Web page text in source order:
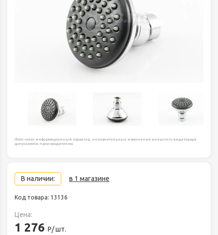
Фото носят информационный характер, незначительные изменения внешнего вида товара
допускаются производителем.
В наличии: в 1 магазине
Код товара: 13136
Цена:
1 276 Р/ шт.